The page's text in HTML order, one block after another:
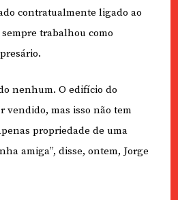
contratualmente ligado ao
trabalhou como
nenhum. O edifício do
vendido, mas isso não tem
propriedade de uma
amiga”, disse, ontem, Jorge